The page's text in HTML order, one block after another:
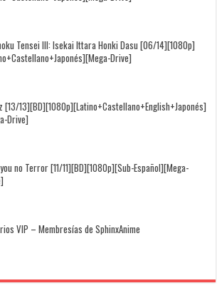
Tensei III: Isekai Ittara Honki Dasu [06/14][1080p]
Drive]
[13/13][BD][1080p][Latino+Castellano+English+Japonés]
Drive]
no Terror [11/11][BD][1080p][Sub-Español][Mega-
VIP – Membresías de SphinxAnime